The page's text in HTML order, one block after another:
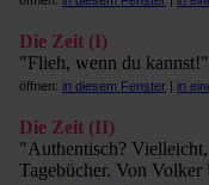
Die Zeit (I)
"Flieh, wenn du
öffnen: in diesem Fenster | in
Die Zeit (II)
"Authentisch?
Tagebücher. Von